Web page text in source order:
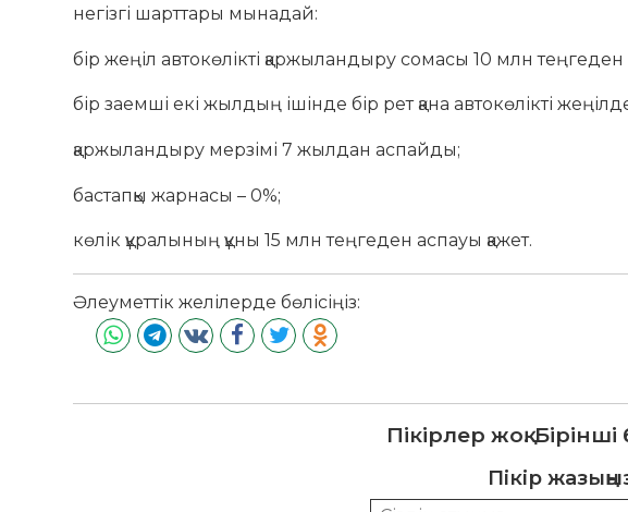
негізгі шарттары мынадай:
бір жеңіл автокөлікті қаржыландыру сомасы 10 млн
бір заемші екі жылдың ішінде бір рет қана автокөлікті
қаржыландыру мерзімі 7 жылдан аспайды;
бастапқы жарнасы – 0%;
көлік құралының құны 15 млн теңгеден аспауы қажет.
Әлеуметтік желілерде бөлісіңіз:
Пікірлер жоқ.
Пікір